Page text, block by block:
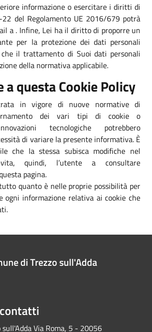
informazione o esercitare i diritti di
del Regolamento UE 2016/679 potrà
a . Infine, Lei ha il diritto di proporre un
per la protezione dei dati personali
il trattamento di Suoi dati personali
della normativa applicabile.
a questa Cookie Policy
in vigore di nuove normative di
dei vari tipi di cookie o
tecnologiche potrebbero
di variare la presente informativa. È
che la stessa subisca modifiche nel
quindi, l’utente a consultare
pagina.
quanto è nelle proprie possibilità per
ogni informazione relativa ai cookie che
di Trezzo sull'Adda
sull'Adda Via Roma, 5 - 20056